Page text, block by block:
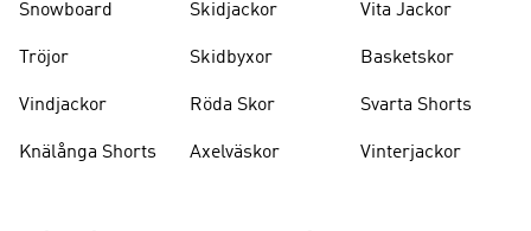
Snowboard
Tröjor
Vindjackor
Knälånga Shorts
Skidjackor
Skidbyxor
Röda Skor
Axelväskor
Vita Jackor
Basketskor
Svarta Shorts
Vinterjackor